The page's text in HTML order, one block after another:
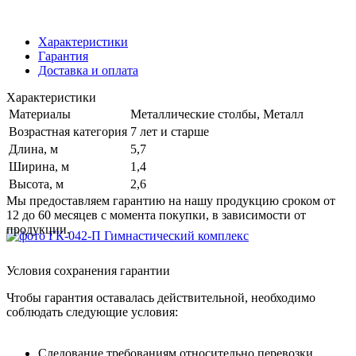
Характеристики
Гарантия
Доставка и оплата
Характеристики
Материалы
Металлические столбы, Металл
Возрастная категория 7 лет и старше
Длина, м
5,7
Ширина, м
1,4
Высота, м
2,6
Мы предоставляем гарантию на нашу продукцию сроком от
12 до 60 месяцев с момента покупки, в зависимости от
продукции.
Условия сохранения гарантии
Чтобы гарантия оставалась действительной, необходимо
соблюдать следующие условия:
Следование требованиям относительно перевозки,